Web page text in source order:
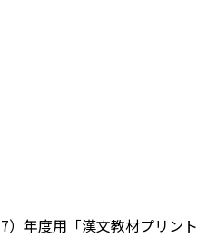
年度用「漢文教材プリン